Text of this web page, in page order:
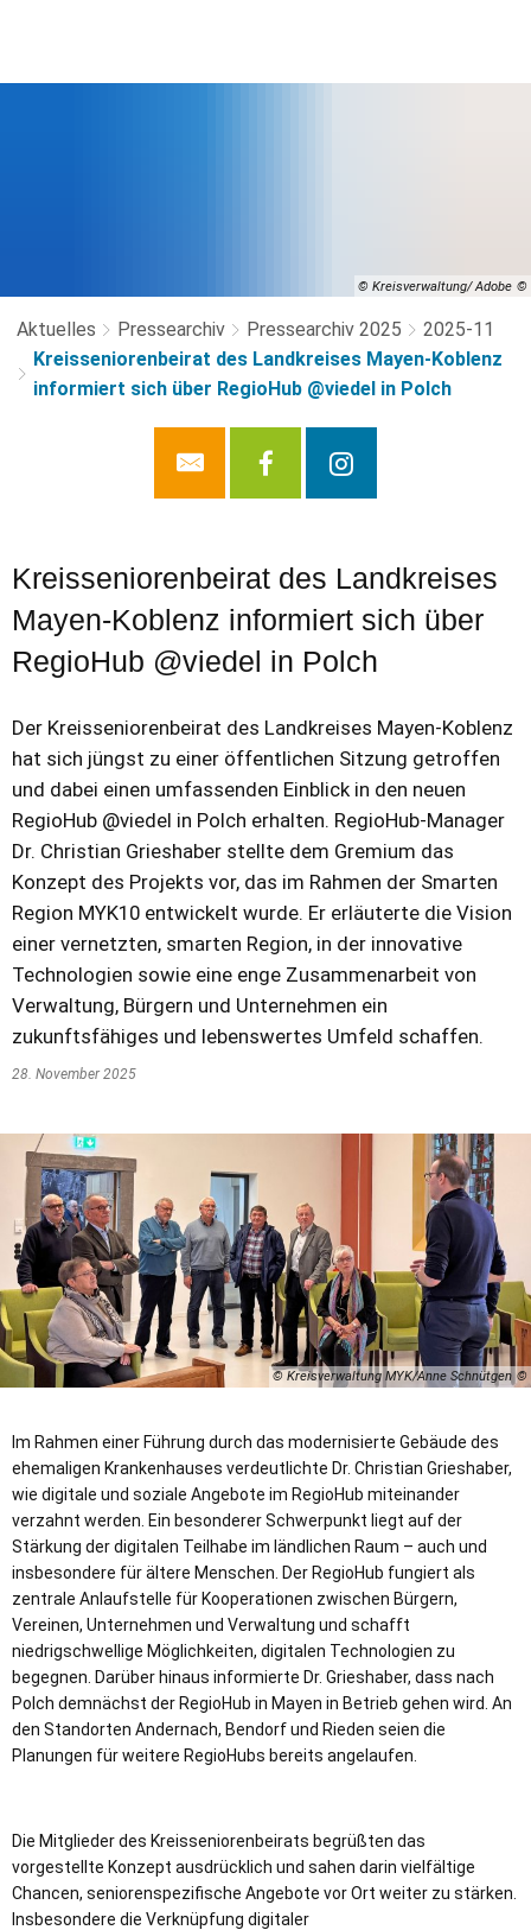
© Kreisverwaltung/ Adobe
Aktuelles Pressearchiv Pressearchiv 2025
2025-11
Kreisseniorenbeirat des Landkreises Mayen-Koblenz
informiert sich über RegioHub @viedel in Polch
Kreisseniorenbeirat des Landkreises
Mayen-Koblenz informiert sich über
RegioHub @viedel in Polch
Der Kreisseniorenbeirat des Landkreises Mayen-Koblenz
hat sich jüngst zu einer öffentlichen Sitzung getroffen
und dabei einen umfassenden Einblick in den neuen
RegioHub @viedel in Polch erhalten. RegioHub-Manager
Dr. Christian Grieshaber stellte dem Gremium das
Konzept des Projekts vor, das im Rahmen der Smarten
Region MYK10 entwickelt wurde. Er erläuterte die Vision
einer vernetzten, smarten Region, in der innovative
Technologien sowie eine enge Zusammenarbeit von
Verwaltung, Bürgern und Unternehmen ein
zukunftsfähiges und lebenswertes Umfeld schaffen.
28. November 2025
© Kreisverwaltung MYK/Anne Schnütgen
Im Rahmen einer Führung durch das modernisierte Gebäude des
ehemaligen Krankenhauses verdeutlichte Dr. Christian Grieshaber,
wie digitale und soziale Angebote im RegioHub miteinander
verzahnt werden. Ein besonderer Schwerpunkt liegt auf der
Stärkung der digitalen Teilhabe im ländlichen Raum – auch und
insbesondere für ältere Menschen. Der RegioHub fungiert als
zentrale Anlaufstelle für Kooperationen zwischen Bürgern,
Vereinen, Unternehmen und Verwaltung und schafft
niedrigschwellige Möglichkeiten, digitalen Technologien zu
begegnen. Darüber hinaus informierte Dr. Grieshaber, dass nach
Polch demnächst der RegioHub in Mayen in Betrieb gehen wird. An
den Standorten Andernach, Bendorf und Rieden seien die
Planungen für weitere RegioHubs bereits angelaufen.
Die Mitglieder des Kreisseniorenbeirats begrüßten das
vorgestellte Konzept ausdrücklich und sahen darin vielfältige
Chancen, seniorenspezifische Angebote vor Ort weiter zu stärken.
Insbesondere die Verknüpfung digitaler